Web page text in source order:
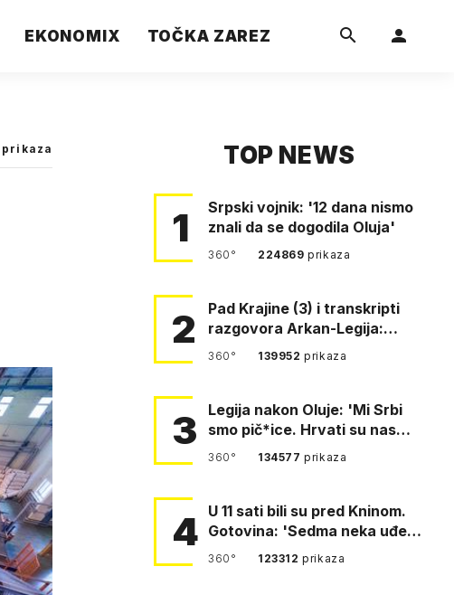
EKONOMIX TOČKA ZAREZ
prikaza TOP NEWS
1
Srpski vojnik: '12 dana nismo
znali da se dogodila Oluja'
360° 224869prikaza
2
Pad Krajine (3) i transkripti
razgovora Arkan-Legija:
'Čujem, prelazite ustašam…
360° 139952prikaza
3
Legija nakon Oluje: 'Mi Srbi
smo pič*ice. Hrvati su nas
pomeli!'
360° 134577prikaza
4 U 11 sati bili su pred Kninom.
Gotovina: 'Sedma neka uđe,
4. gardijska neka g…
360° 123312prikaza